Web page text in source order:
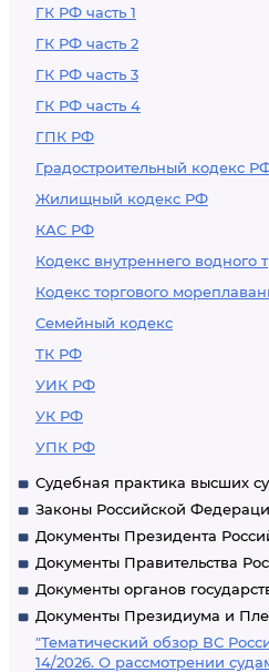
ГК РФ часть 1
ГК РФ часть 2
ГК РФ часть 3
ГК РФ часть 4
ГПК РФ
Градостроительный кодекс
Жилищный кодекс РФ
КАС РФ
Кодекс внутреннего водного
Кодекс торгового
Семейный кодекс
ТК РФ
УИК РФ
УК РФ
УПК РФ
Судебная практика высших
Законы Российской
Документы Президента
Документы Правительства
Документы органов
Документы Президиума и
"Тематический обзор ВС
14/2026. О рассмотрении